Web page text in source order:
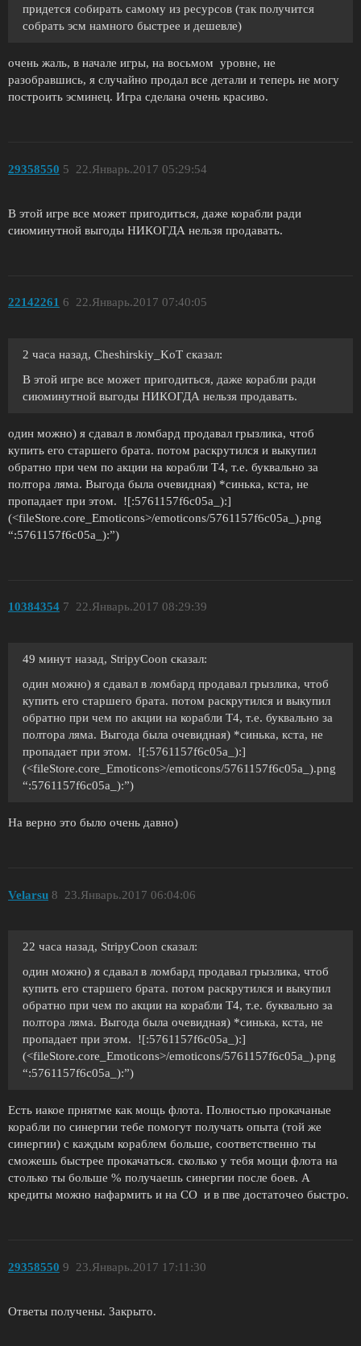
придется собирать самому из ресурсов (так получится
собрать эсм намного быстрее и дешевле)
очень жаль, в начале игры, на восьмом уровне, не
разобравшись, я случайно продал все детали и теперь не могу
построить эсминец. Игра сделана очень красиво.
29358550 22.Январь.2017 05:29:54
5
В этой игре все может пригодиться, даже корабли ради
сиюминутной выгоды НИКОГДА нельзя продавать.
22142261 22.Январь.2017 07:40:05
6
2 часа назад, Cheshirskiy_KoT сказал:
В этой игре все может пригодиться, даже корабли ради
сиюминутной выгоды НИКОГДА нельзя продавать.
один можно) я сдавал в ломбард продавал грызлика, чтоб
купить его старшего брата. потом раскрутился и выкупил
обратно при чем по акции на корабли Т4, т.е. буквально за
полтора ляма. Выгода была очевидная) *синька, кста, не
пропадает при этом. ![:5761157f6c05a_):]
(<fileStore.core_Emoticons>/emoticons/5761157f6c05a_).png
“:5761157f6c05a_):”)
10384354 22.Январь.2017 08:29:39
7
49 минут назад, StripyCoon сказал:
один можно) я сдавал в ломбард продавал грызлика, чтоб
купить его старшего брата. потом раскрутился и выкупил
обратно при чем по акции на корабли Т4, т.е. буквально за
полтора ляма. Выгода была очевидная) *синька, кста, не
пропадает при этом. ![:5761157f6c05a_):]
(<fileStore.core_Emoticons>/emoticons/5761157f6c05a_).png
“:5761157f6c05a_):”)
На верно это было очень давно)
Velarsu 23.Январь.2017 06:04:06
8
22 часа назад, StripyCoon сказал:
один можно) я сдавал в ломбард продавал грызлика, чтоб
купить его старшего брата. потом раскрутился и выкупил
обратно при чем по акции на корабли Т4, т.е. буквально за
полтора ляма. Выгода была очевидная) *синька, кста, не
пропадает при этом. ![:5761157f6c05a_):]
(<fileStore.core_Emoticons>/emoticons/5761157f6c05a_).png
“:5761157f6c05a_):”)
Есть иакое прнятме как мощь флота. Полностью прокачаные
корабли по синергии тебе помогут получать опыта (той же
синергии) с каждым кораблем больше, соответственно ты
сможешь быстрее прокачаться. сколько у тебя мощи флота на
столько ты больше % получаешь синергии после боев. А
кредиты можно нафармить и на СО и в пве достаточео быстро.
29358550 23.Январь.2017 17:11:30
9
Ответы получены. Закрыто.